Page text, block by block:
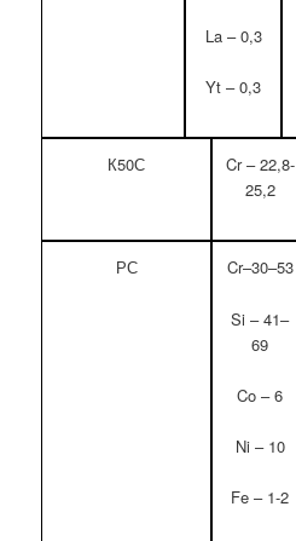
La – 0,3
Yt – 0,3
К50С
Cr – 22,8-
25,2
РС Cr–30–53
Si – 41–
69
Co – 6
Ni – 10
Fe – 1-2